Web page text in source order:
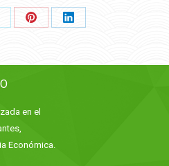
Share
Pinterest
Share
LinkedIn
en el
Económica.